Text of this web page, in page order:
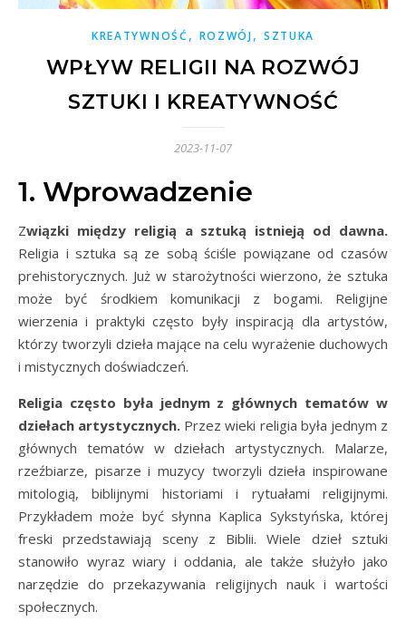
KREATYWNOŚĆ , ROZWÓJ, SZTUKA
WPŁYW RELIGII NA ROZWÓJ
SZTUKI I KREATYWNOŚĆ
2023-11-07
1. Wprowadzenie
Związki między religią a sztuką istnieją od dawna.
Religia i sztuka są ze sobą ściśle powiązane od czasów
prehistorycznych. Już w starożytności wierzono, że sztuka
może być środkiem komunikacji z bogami. Religijne
wierzenia i praktyki często były inspiracją dla artystów,
którzy tworzyli dzieła mające na celu wyrażenie duchowych
i mistycznych doświadczeń.
Religia często była jednym z głównych tematów w
dziełach artystycznych. Przez wieki religia była jednym z
głównych tematów w dziełach artystycznych. Malarze,
rzeźbiarze, pisarze i muzycy tworzyli dzieła inspirowane
mitologią, biblijnymi historiami i rytuałami religijnymi.
Przykładem może być słynna Kaplica Sykstyńska, której
freski przedstawiają sceny z Biblii. Wiele dzieł sztuki
stanowiło wyraz wiary i oddania, ale także służyło jako
narzędzie do przekazywania religijnych nauk i wartości
społecznych.